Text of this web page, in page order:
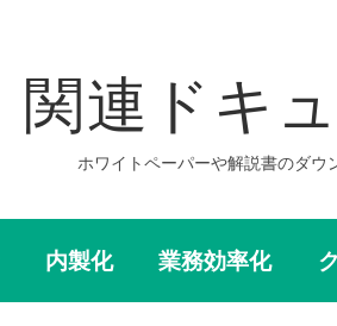
関連ドキ
ホワイトペーパーや解説書のダウ
内製化 業務効率化